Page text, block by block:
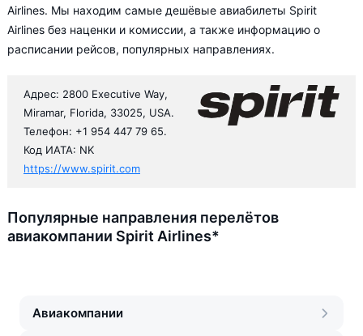
Airlines. Мы находим самые дешёвые авиабилеты Spirit
Airlines без наценки и комиссии, а также информацию о
расписании рейсов, популярных направлениях.
Адрес: 2800 Executive Way,
Miramar, Florida, 33025, USA.
Телефон: +1 954 447 79 65.
Код ИАТА: NK
https://www.spirit.com
Популярные направления перелётов
авиакомпании Spirit Airlines*
Авиакомпании